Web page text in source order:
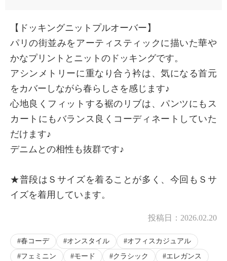
【ドッキングニットプルオーバー】
パリの街並みをアーティスティックに描いた華や
かなプリントとニットのドッキングです。
アシンメトリーに重なり合う衿は、気になる首元
をカバーしながら春らしさを感じます♪
心地良くフィットする裾のリブは、パンツにもス
カートにもバランス良くコーディネートしていた
だけます♪
デニムとの相性も抜群です♪
★普段はＳサイズを着ることが多く、今回もＳサ
イズを着用しています。
投稿日： 2026.02.20
春コーデ オンスタイル
オフィスカジュアル
フェミニン
モード クラシック
エレガンス